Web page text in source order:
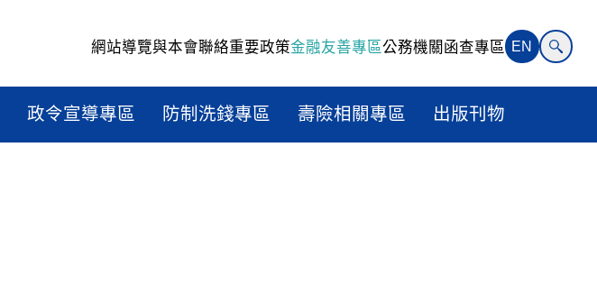
網站導覽與本會聯絡重要政策金融友善專區公務機關函查專區 EN
政令宣導專區 防制洗錢專區 壽險相關專區 出版刊物